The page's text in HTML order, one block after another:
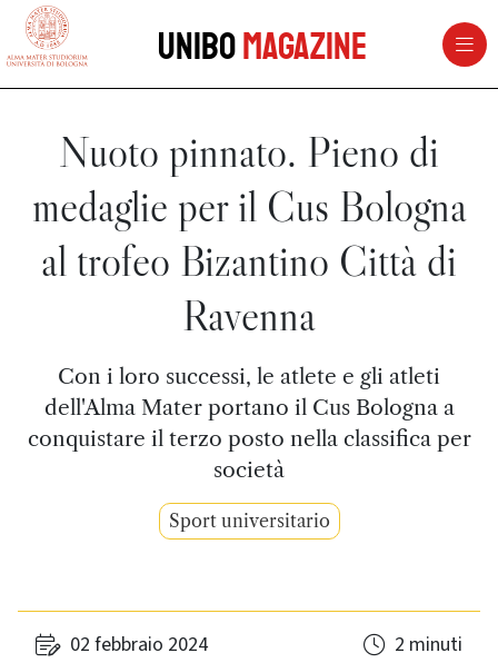
vai al contenuto della pagina
UniboMagazine
Nuoto pinnato. Pieno di
medaglie per il Cus Bologna
al trofeo Bizantino Città di
Ravenna
Con i loro successi, le atlete e gli atleti
dell'Alma Mater portano il Cus Bologna a
conquistare il terzo posto nella classifica per
società
Sport universitario
02 febbraio 2024 2 minuti